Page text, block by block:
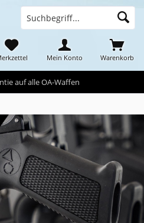
auf alle OA-Waffen
Warenkorb
Mein Konto